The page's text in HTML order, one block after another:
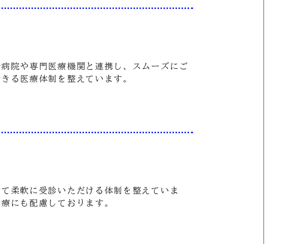
院や専門医療機関と連携し、スムーズにご
る医療体制を整えています。
柔軟に受診いただける体制を整えていま
にも配慮しております。